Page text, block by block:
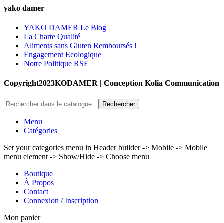
yako damer
YAKO DAMER Le Blog
La Charte Qualité
Aliments sans Gluten Remboursés !
Engagement Ecologique
Notre Politique RSE
Copyright2023KODAMER | Conception Kolia Communication
Rechercher
Menu
Catégories
Set your categories menu in Header builder -> Mobile -> Mobile
menu element -> Show/Hide -> Choose menu
Boutique
À Propos
Contact
Connexion / Inscription
Mon panier